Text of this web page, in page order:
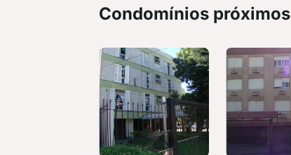
Condomínios próximos